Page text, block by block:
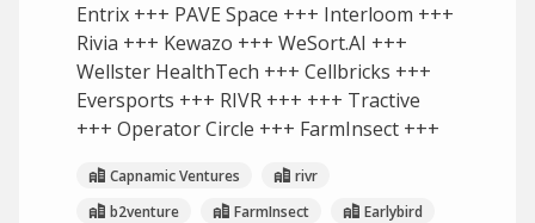
Entrix +++ PAVE Space +++ Interloom +++
Rivia +++ Kewazo +++ WeSort.AI +++
Wellster HealthTech +++ Cellbricks +++
Eversports +++ RIVR +++ +++ Tractive
+++ Operator Circle +++ FarmInsect +++
Capnamic Ventures
rivr
b2venture
FarmInsect
Earlybird